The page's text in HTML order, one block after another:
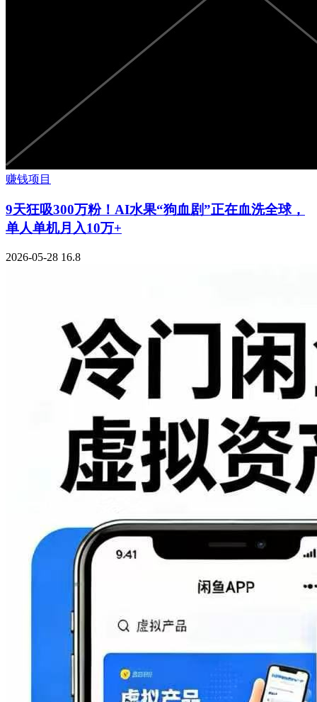
赚钱项目
9天狂吸300万粉！AI水果“狗血剧”正在血洗全球，
单人单机月入10万+
2026-05-28 16.8